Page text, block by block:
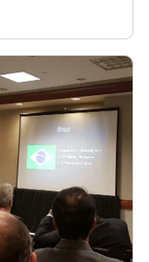
no tratamento
operados